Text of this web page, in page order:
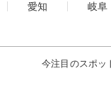
愛知
岐阜
今注目のスポッ